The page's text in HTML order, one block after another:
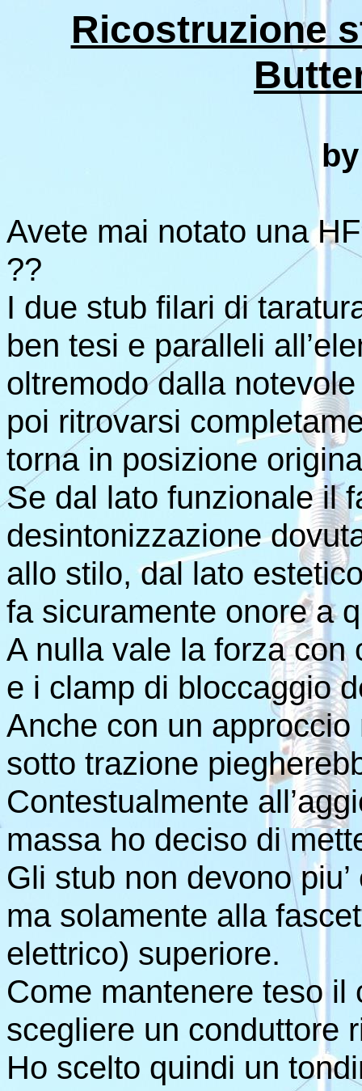
Ricostruzione
Avete mai notato una
??
I due stub filari di
ben tesi e paralleli
oltremodo dalla
poi ritrovarsi
torna in posizione
Se dal lato funzionale il
desintonizzazione
allo stilo, dal lato
fa sicuramente onore a
A nulla vale la forza con
e i clamp di bloccaggio
Anche con un
sotto trazione
Contestualmente
massa ho deciso di
Gli stub non devono
ma solamente alla
elettrico) superiore.
Come mantenere teso
scegliere un conduttore
Ho scelto quindi un